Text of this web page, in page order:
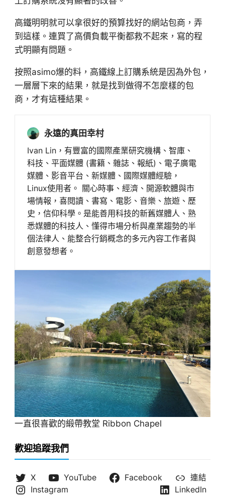
高鐵明明就可以拿很好的預算找好的網站包商，弄
到這樣。連買了高價負載平衡都救不起來，寫的程
式明顯有問題。
按照asimo爆的料，高鐵線上訂購系統是因為外包，
一層層下來的結果，就是找到做得不怎麼樣的包
商，才有這種結果。
永遠的真田幸村
Ivan Lin，有豐富的國際產業研究機構、智庫、
科技、平面媒體 (書籍、雜誌、報紙)、電子廣電
媒體、影音平台、新媒體、國際媒體經驗，
Linux使用者。 關心時事、經濟、開源軟體與市
場情報，喜閱讀、書寫、電影、音樂、旅遊、歷
史，信仰科學。是能善用科技的新舊媒體人、熟
悉媒體的科技人、懂得市場分析與產業趨勢的半
個法律人、能整合行銷概念的多元內容工作者與
創意發想者。
一直很喜歡的緞帶教堂 Ribbon Chapel
歡迎追蹤我們
X YouTube Facebook
連結
Instagram
LinkedIn